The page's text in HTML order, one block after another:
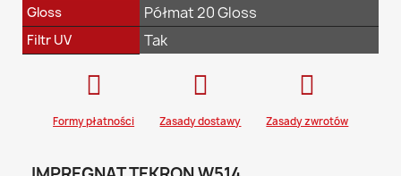
Gloss Półmat 20 Gloss
Filtr UV Tak
Formy płatności Zasady dostawy Zasady zwrotów